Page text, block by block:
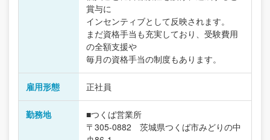
賞与に
インセンティブとして反映されます。
まだ資格手当も充実しており、受験費用
の全額支援や
毎月の資格手当の制度もあります。
雇用形態 正社員
勤務地
■つくば営業所
〒305-0882 茨城県つくば市みどりの中